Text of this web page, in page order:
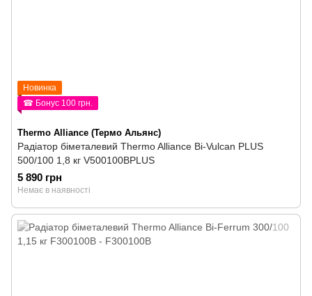
Новинка
☎ Бонус 100 грн.
Thermo Alliance (Термо Альянс)
Радіатор біметалевий Thermo Alliance Bi-Vulcan PLUS
500/100 1,8 кг V500100BPLUS
5 890 грн
Немає в наявності